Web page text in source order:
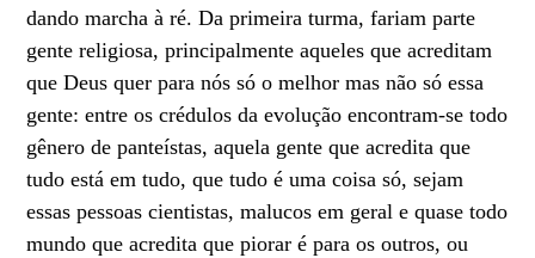
dando marcha à ré. Da primeira turma, fariam parte
gente religiosa, principalmente aqueles que acreditam
que Deus quer para nós só o melhor mas não só essa
gente: entre os crédulos da evolução encontram-se todo
gênero de panteístas, aquela gente que acredita que
tudo está em tudo, que tudo é uma coisa só, sejam
essas pessoas cientistas, malucos em geral e quase todo
mundo que acredita que piorar é para os outros, ou